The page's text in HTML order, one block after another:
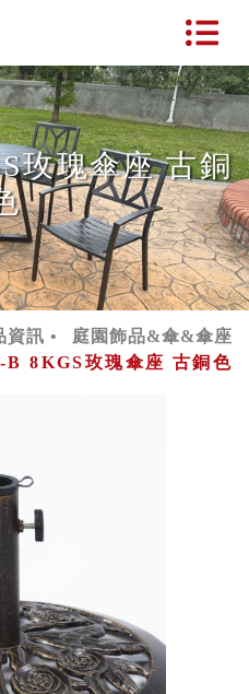
玫瑰傘座 古銅
資訊
庭園飾品&傘&傘座
B 8KGS玫瑰傘座 古銅色